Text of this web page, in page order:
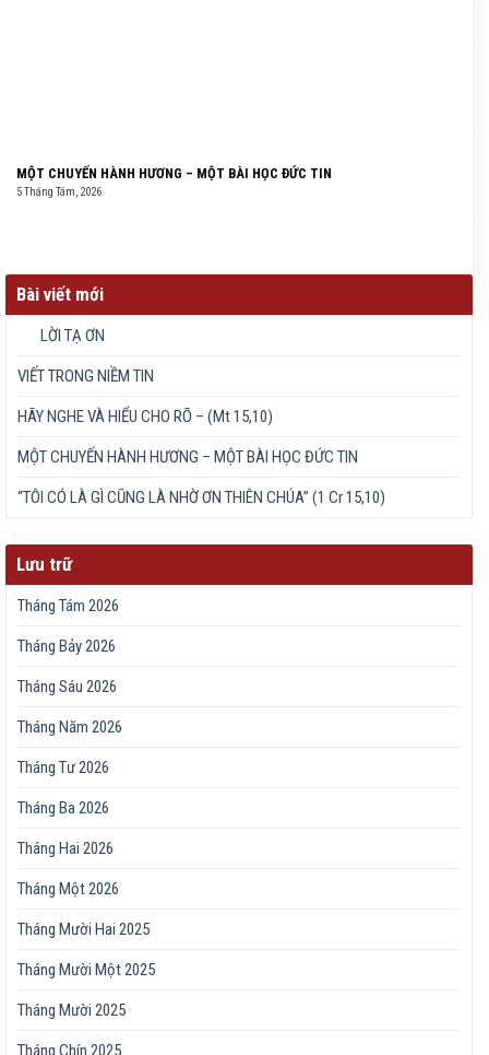
MỘT CHUYẾN HÀNH HƯƠNG – MỘT BÀI HỌC ĐỨC TIN
5 Tháng Tám, 2026
Bài viết mới
LỜI TẠ ƠN
VIẾT TRONG NIỀM TIN
HÃY NGHE VÀ HIỂU CHO RÕ – (Mt 15,10)
MỘT CHUYẾN HÀNH HƯƠNG – MỘT BÀI HỌC ĐỨC TIN
“TÔI CÓ LÀ GÌ CŨNG LÀ NHỜ ƠN THIÊN CHÚA” (1 Cr 15,10)
Lưu trữ
Tháng Tám 2026
Tháng Bảy 2026
Tháng Sáu 2026
Tháng Năm 2026
Tháng Tư 2026
Tháng Ba 2026
Tháng Hai 2026
Tháng Một 2026
Tháng Mười Hai 2025
Tháng Mười Một 2025
Tháng Mười 2025
Tháng Chín 2025